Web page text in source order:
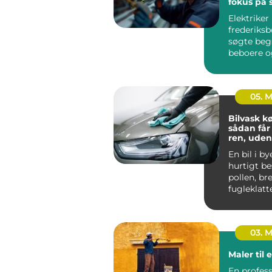
Elektriker
søgte
beboere
brug for
05.
Bilvask
sådan
ren,
En bil i
hurtigt
pollen,
03.
Maler til